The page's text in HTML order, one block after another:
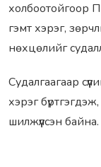
холбоотойгоор
гэмт хэрэг,
нөхцөлийг
Судалгаагаар
хэрэг
шилжүүлсэн байна.